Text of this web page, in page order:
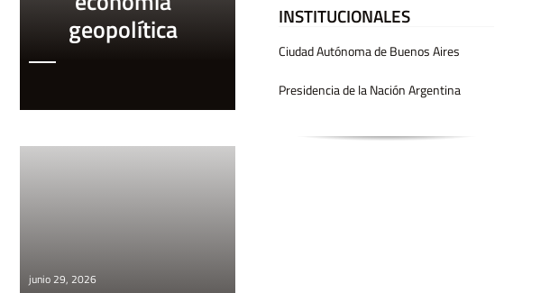
geopolítica
junio 29, 2026
INSTITUCIONALES
Ciudad Autónoma de Buenos Aires
Presidencia de la Nación Argentina